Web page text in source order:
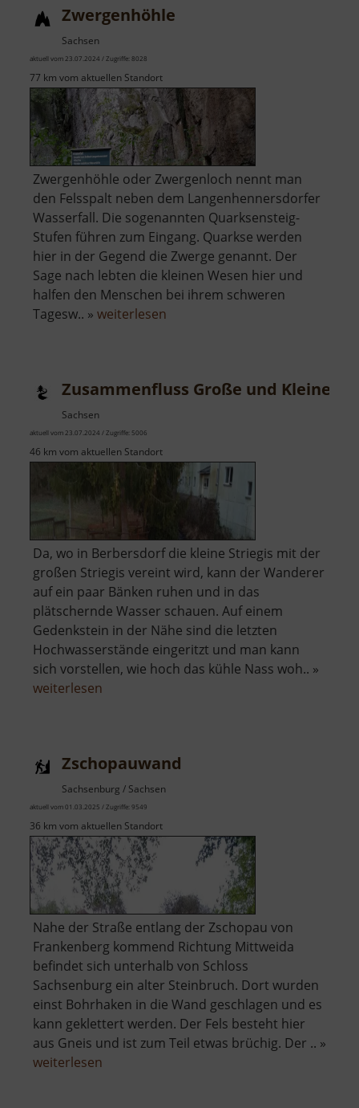
Zwergenhöhle
Sachsen
aktuell vom 23.07.2024 / Zugriffe: 8028
77 km vom aktuellen Standort
Zwergenhöhle oder Zwergenloch nennt man
den Felsspalt neben dem Langenhennersdorfer
Wasserfall. Die sogenannten Quarksensteig-
Stufen führen zum Eingang. Quarkse werden
hier in der Gegend die Zwerge genannt. Der
Sage nach lebten die kleinen Wesen hier und
halfen den Menschen bei ihrem schweren
Tagesw.. » weiterlesen
Zusammenfluss Große und Kleine
Sachsen
aktuell vom 23.07.2024 / Zugriffe: 5006
46 km vom aktuellen Standort
Da, wo in Berbersdorf die kleine Striegis mit der
großen Striegis vereint wird, kann der Wanderer
auf ein paar Bänken ruhen und in das
plätschernde Wasser schauen. Auf einem
Gedenkstein in der Nähe sind die letzten
Hochwasserstände eingeritzt und man kann
sich vorstellen, wie hoch das kühle Nass woh.. »
weiterlesen
Kleine
Striegis
Zschopauwand
Sachsenburg / Sachsen
aktuell vom 01.03.2025 / Zugriffe: 9549
36 km vom aktuellen Standort
Nahe der Straße entlang der Zschopau von
Frankenberg kommend Richtung Mittweida
befindet sich unterhalb von Schloss
Sachsenburg ein alter Steinbruch. Dort wurden
einst Bohrhaken in die Wand geschlagen und es
kann geklettert werden. Der Fels besteht hier
aus Gneis und ist zum Teil etwas brüchig. Der .. »
weiterlesen